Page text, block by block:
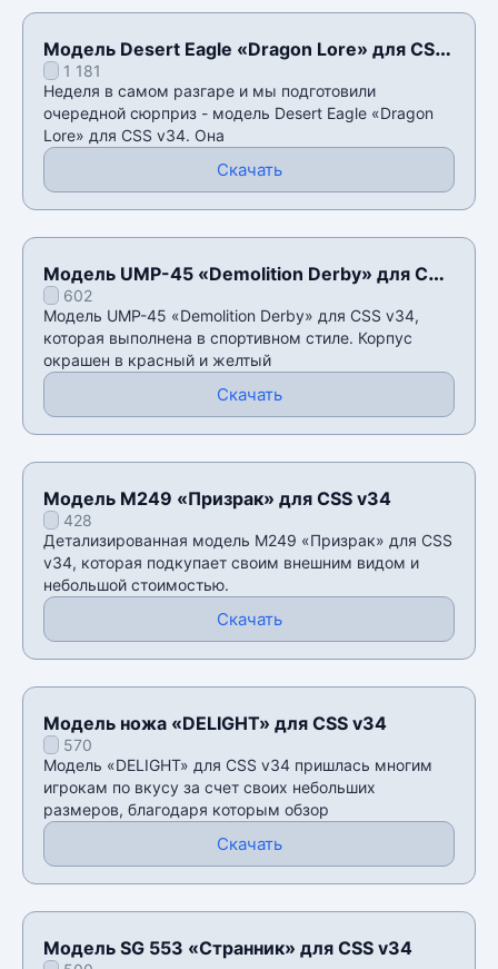
Модель Desert Eagle «Dragon Lore» для CSS
v341 181
Неделя в самом разгаре и мы подготовили
очередной сюрприз - модель Desert Eagle «Dragon
Lore» для CSS v34. Она
Скачать
Модель UMP-45 «Demolition Derby» для CSS
v34602
Модель UMP-45 «Demolition Derby» для CSS v34,
которая выполнена в спортивном стиле. Корпус
окрашен в красный и желтый
Скачать
Модель M249 «Призрак» для CSS v34
428
Детализированная модель M249 «Призрак» для CSS
v34, которая подкупает своим внешним видом и
небольшой стоимостью.
Скачать
Модель ножа «DELIGHT» для CSS v34
570
Модель «DELIGHT» для CSS v34 пришлась многим
игрокам по вкусу за счет своих небольших
размеров, благодаря которым обзор
Скачать
Модель SG 553 «Странник» для CSS v34